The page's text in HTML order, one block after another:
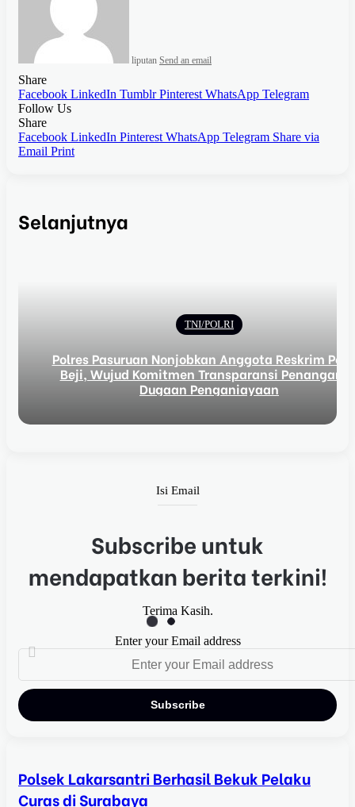
liputan Send an email
Share
Facebook LinkedIn Tumblr Pinterest WhatsApp Telegram
Follow Us
Share
Facebook LinkedIn Pinterest WhatsApp Telegram Share via
Email Print
Selanjutnya
TNI/POLRI
Polres Pasuruan Nonjobkan Anggota Reskrim
Beji, Wujud Komitmen Transparansi
Dugaan Penganiayaan
Isi Email
Subscribe untuk
mendapatkan berita terkini!
Terima Kasih.
Enter your Email address
Polsek Lakarsantri Berhasil Bekuk Pelaku
Curas di Surabaya